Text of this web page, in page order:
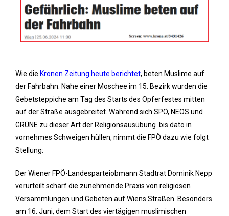
Wie die Kronen Zeitung heute berichtet, beten Muslime auf
der Fahrbahn. Nahe einer Moschee im 15. Bezirk wurden die
Gebetsteppiche am Tag des Starts des Opferfestes mitten
auf der Straße ausgebreitet. Während sich SPÖ, NEOS und
GRÜNE zu dieser Art der Religionsausübung bis dato in
vornehmes Schweigen hüllen, nimmt die FPÖ dazu wie folgt
Stellung:
Der Wiener FPÖ-Landesparteiobmann Stadtrat Dominik Nepp
verurteilt scharf die zunehmende Praxis von religiösen
Versammlungen und Gebeten auf Wiens Straßen. Besonders
am 16. Juni, dem Start des viertägigen muslimischen